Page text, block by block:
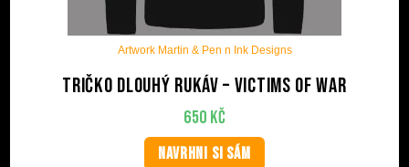
Artwork Martin & Pen n Ink Designs
Tričko dlouhý rukáv – Victims Of War
650 Kč
NAVRHNI SI SÁM